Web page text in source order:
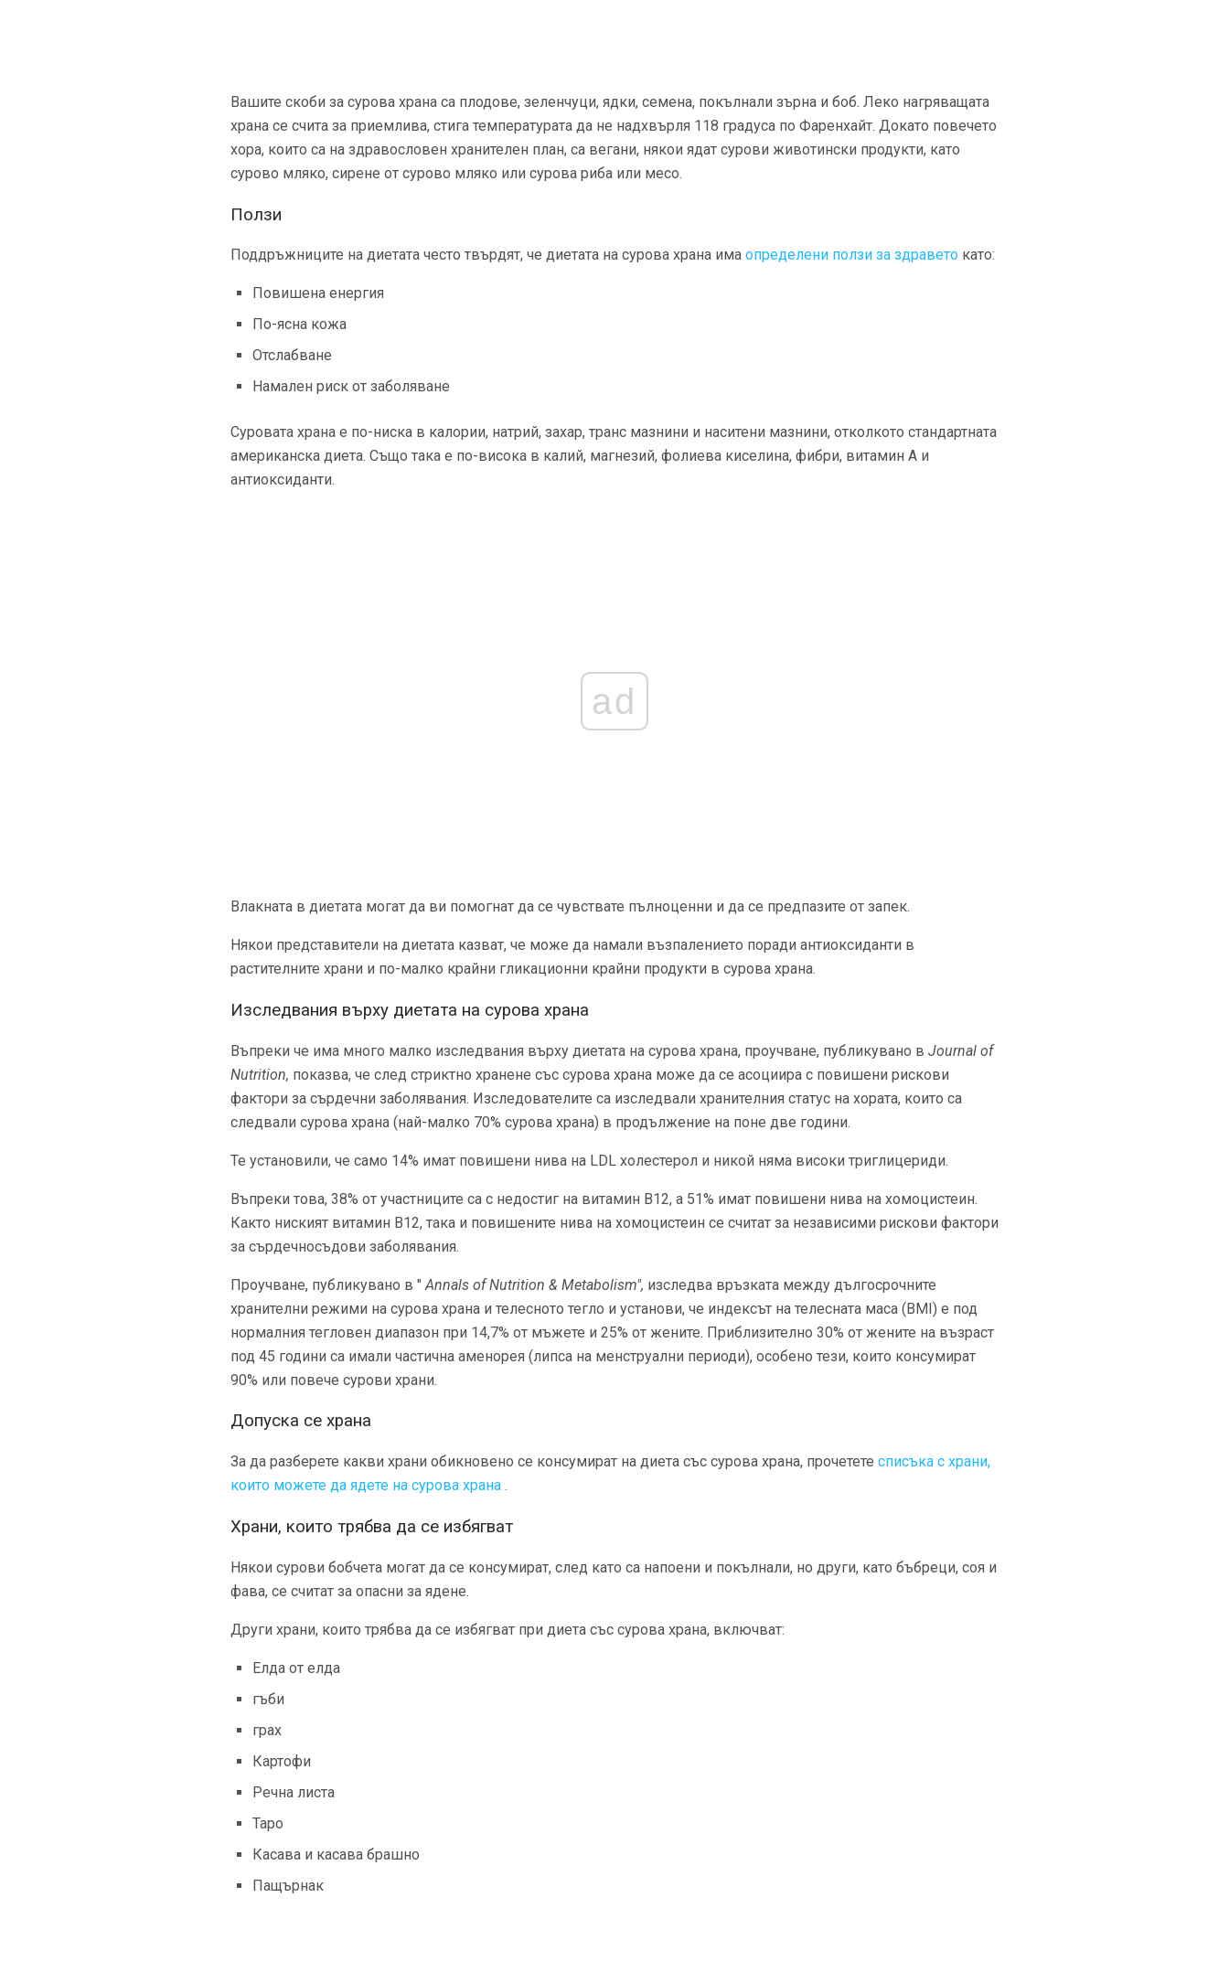
Вашите скоби за сурова храна са плодове, зеленчуци, ядки, семена, покълнали зърна и боб. Леко нагряващата
храна се счита за приемлива, стига температурата да не надхвърля 118 градуса по Фаренхайт. Докато повечето
хора, които са на здравословен хранителен план, са вегани, някои ядат сурови животински продукти, като
сурово мляко, сирене от сурово мляко или сурова риба или месо.
Ползи
Поддръжниците на диетата често твърдят, че диетата на сурова храна има определени ползи за здравето като:
Повишена енергия
По-ясна кожа
Отслабване
Намален риск от заболяване
Суровата храна е по-ниска в калории, натрий, захар, транс мазнини и наситени мазнини, отколкото стандартната
американска диета. Също така е по-висока в калий, магнезий, фолиева киселина, фибри, витамин А и
антиоксиданти.
ad
Влакната в диетата могат да ви помогнат да се чувствате пълноценни и да се предпазите от запек.
Някои представители на диетата казват, че може да намали възпалението поради антиоксиданти в
растителните храни и по-малко крайни гликационни крайни продукти в сурова храна.
Изследвания върху диетата на сурова храна
Въпреки че има много малко изследвания върху диетата на сурова храна, проучване, публикувано в Journal of
Nutrition, показва, че след стриктно хранене със сурова храна може да се асоциира с повишени рискови
фактори за сърдечни заболявания. Изследователите са изследвали хранителния статус на хората, които са
следвали сурова храна (най-малко 70% сурова храна) в продължение на поне две години.
Те установили, че само 14% имат повишени нива на LDL холестерол и никой няма високи триглицериди.
Въпреки това, 38% от участниците са с недостиг на витамин В12, а 51% имат повишени нива на хомоцистеин.
Както ниският витамин В12, така и повишените нива на хомоцистеин се считат за независими рискови фактори
за сърдечносъдови заболявания.
Проучване, публикувано в " Annals of Nutrition & Metabolism", изследва връзката между дългосрочните
хранителни режими на сурова храна и телесното тегло и установи, че индексът на телесната маса (BMI) е под
нормалния тегловен диапазон при 14,7% от мъжете и 25% от жените. Приблизително 30% от жените на възраст
под 45 години са имали частична аменорея (липса на менструални периоди), особено тези, които консумират
90% или повече сурови храни.
Допуска се храна
За да разберете какви храни обикновено се консумират на диета със сурова храна, прочетете списъка с храни,
които можете да ядете на сурова храна .
Храни, които трябва да се избягват
Някои сурови бобчета могат да се консумират, след като са напоени и покълнали, но други, като бъбреци, соя и
фава, се считат за опасни за ядене.
Други храни, които трябва да се избягват при диета със сурова храна, включват:
Елда от елда
гъби
грах
Картофи
Речна листа
Таро
Касава и касава брашно
Пащърнак